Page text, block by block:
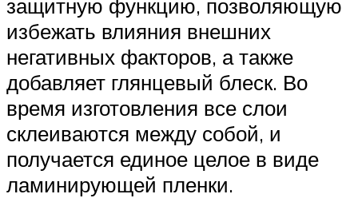
защитную функцию, позволяющую
избежать влияния внешних
негативных факторов, а также
добавляет глянцевый блеск. Во
время изготовления все слои
склеиваются между собой, и
получается единое целое в виде
ламинирующей пленки.